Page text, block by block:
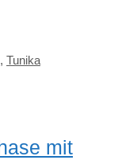
, Tunika
mit